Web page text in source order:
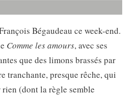
Bégaudeau ce week-end.
Comme les amours, avec ses
que des limons brassés par
tranchante, presque rêche, qui
rien (dont la règle semble